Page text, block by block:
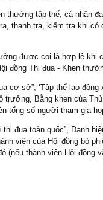
thưởng tập thể, cá nhân
thanh tra, kiểm tra khi
được coi là hợp lệ khi
đồng Thi đua - Khen
cơ sở”, ‘Tập thể lao
trưởng, Bằng khen của
tổng số người tham gia
thi đua toàn quốc”, Danh
viên của Hội đồng bỏ
(nếu thành viên Hội đồng